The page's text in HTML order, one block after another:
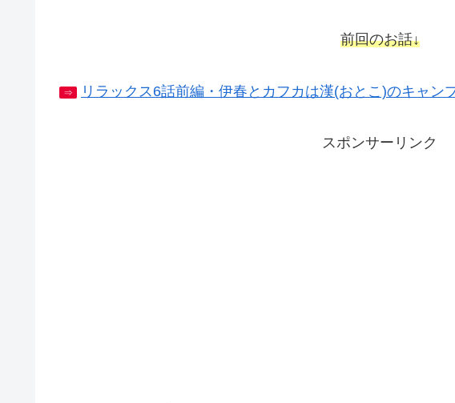
前回のお話↓
⇒ リラックス6話前編・伊春とカフカは漢(おとこ)のキャン
スポンサーリンク